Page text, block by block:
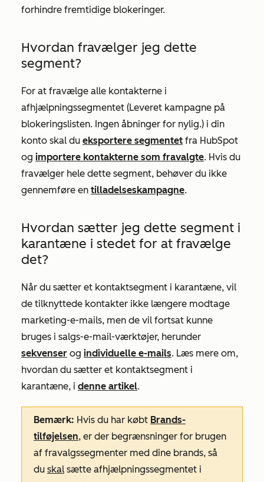
forhindre fremtidige blokeringer.
Hvordan fravælger jeg dette
segment?
For at fravælge alle kontakterne i
afhjælpningssegmentet (Leveret kampagne på
blokeringslisten. Ingen åbninger for nylig.) i din
konto skal du eksportere segmentet fra HubSpot
og importere kontakterne som fravalgte. Hvis du
fravælger hele dette segment, behøver du ikke
gennemføre en tilladelseskampagne.
Hvordan sætter jeg dette segment i
karantæne i stedet for at fravælge
det?
Når du sætter et kontaktsegment i karantæne, vil
de tilknyttede kontakter ikke længere modtage
marketing-e-mails, men de vil fortsat kunne
bruges i salgs-e-mail-værktøjer, herunder
sekvenser og individuelle e-mails. Læs mere om,
hvordan du sætter et kontaktsegment i
karantæne, i denne artikel.
Bemærk: Hvis du har købt Brands-
tilføjelsen, er der begrænsninger for brugen
af fravalgssegmenter med dine brands, så
du skal sætte afhjælpningssegmentet i